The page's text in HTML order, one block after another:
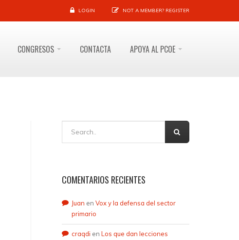
LOGIN NOT A MEMBER? REGISTER
CONGRESOS CONTACTA APOYA AL PCOE
COMENTARIOS RECIENTES
Juan en Vox y la defensa del sector
primario
craqdi en Los que dan lecciones